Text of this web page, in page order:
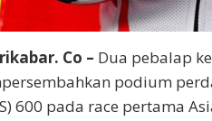
Co – Dua pebalap
podium
600 pada race pertama